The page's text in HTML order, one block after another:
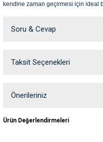
Kemikleri
Seyahat Ürünleri
kendine zaman geçirmesi için ideal
Soru & Cevap
Ürün hakkında
Taksit Seçenekleri
Önerileriniz
yetersiz gördüğünüz noktaları
Ürün Değerlendirmeleri